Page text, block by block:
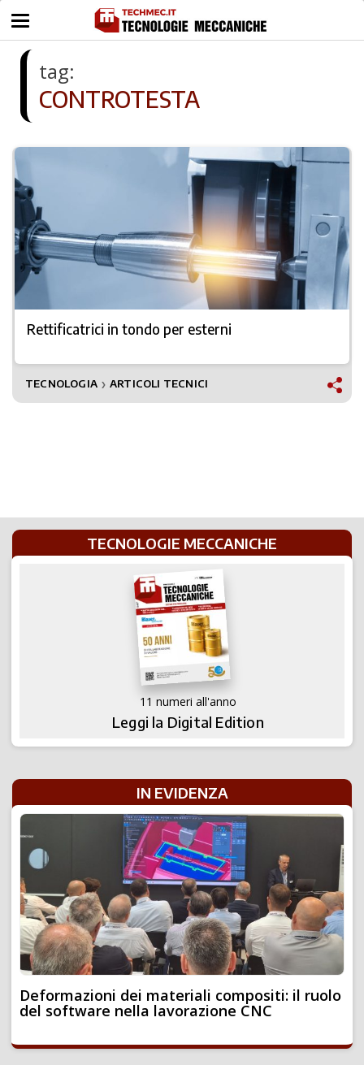
tag:
CONTROTESTA
Rettificatrici in tondo per esterni
TECNOLOGIA ❯ ARTICOLI TECNICI
TECNOLOGIE MECCANICHE
11 numeri all'anno
Leggi la Digital Edition
IN EVIDENZA
Deformazioni dei materiali compositi: il ruolo
del software nella lavorazione CNC